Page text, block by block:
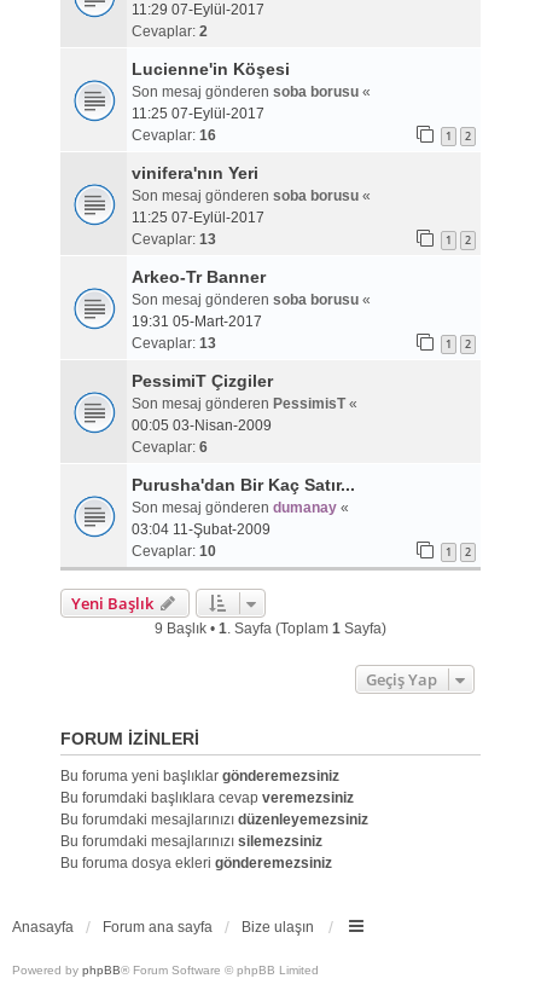
11:29 07-Eylül-2017
Cevaplar: 2
Lucienne'in Köşesi
Son mesaj gönderen soba borusu«
11:25 07-Eylül-2017
Cevaplar: 16 1 2
vinifera'nın Yeri
Son mesaj gönderen soba borusu«
11:25 07-Eylül-2017
Cevaplar: 13 1 2
Arkeo-Tr Banner
Son mesaj gönderen soba borusu«
19:31 05-Mart-2017
Cevaplar: 13 1 2
PessimiT Çizgiler
Son mesaj gönderen PessimisT«
00:05 03-Nisan-2009
Cevaplar: 6
Purusha'dan Bir Kaç Satır...
Son mesaj gönderen dumanay«
03:04 11-Şubat-2009
Cevaplar: 10 1 2
Yeni Başlık
9 Başlık • 1. Sayfa (Toplam 1Sayfa)
Geçiş Yap
FORUM IZINLERI
Bu foruma yeni başlıklar gönderemezsiniz
Bu forumdaki başlıklara cevap veremezsiniz
Bu forumdaki mesajlarınızı düzenleyemezsiniz
Bu forumdaki mesajlarınızı silemezsiniz
Bu foruma dosya ekleri gönderemezsiniz
Anasayfa Forum ana sayfa Bize ulaşın
Powered by phpBB® Forum Software © phpBB Limited